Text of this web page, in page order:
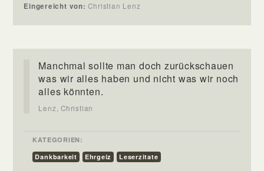
Eingereicht von:Christian Lenz
Manchmal sollte man doch zurückschauen
was wir alles haben und nicht was wir noch
alles könnten.
Lenz, Christian
KATEGORIEN:
Dankbarkeit
Ehrgeiz Leserzitate